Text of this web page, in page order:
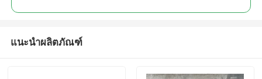
แนะนำผลิตภัณฑ์